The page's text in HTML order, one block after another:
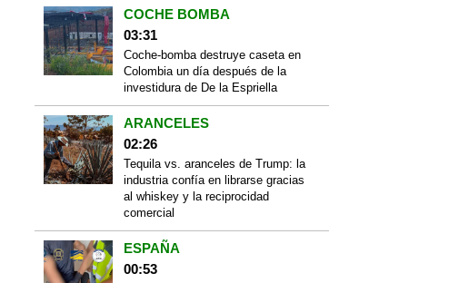
COCHE BOMBA
03:31
Coche-bomba destruye caseta en
Colombia un día después de la
investidura de De la Espriella
ARANCELES
02:26
Tequila vs. aranceles de Trump: la
industria confía en librarse gracias
al whiskey y la reciprocidad
comercial
ESPAÑA
00:53